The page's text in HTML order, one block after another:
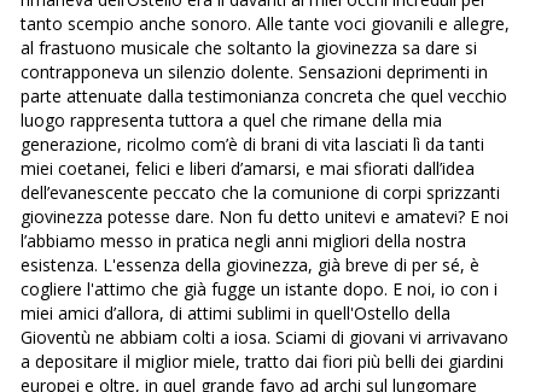
tanto scempio anche sonoro. Alle tante voci giovanili e allegre,
al frastuono musicale che soltanto la giovinezza sa dare si
contrapponeva un silenzio dolente. Sensazioni deprimenti in
parte attenuate dalla testimonianza concreta che quel vecchio
luogo rappresenta tuttora a quel che rimane della mia
generazione, ricolmo com’è di brani di vita lasciati lì da tanti
miei coetanei, felici e liberi d’amarsi, e mai sfiorati dall’idea
dell’evanescente peccato che la comunione di corpi sprizzanti
giovinezza potesse dare. Non fu detto unitevi e amatevi? E noi
l’abbiamo messo in pratica negli anni migliori della nostra
esistenza. L'essenza della giovinezza, già breve di per sé, è
cogliere l'attimo che già fugge un istante dopo. E noi, io con i
miei amici d’allora, di attimi sublimi in quell'Ostello della
Gioventù ne abbiam colti a iosa. Sciami di giovani vi arrivavano
a depositare il miglior miele, tratto dai fiori più belli dei giardini
europei e oltre, in quel grande favo ad archi sul lungomare